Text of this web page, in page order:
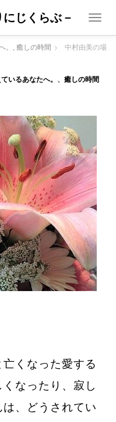
T
e
a
t
o
じくらぶ－
。 , 癒しの時間
中村由美の場
いるあなたへ。 、 癒しの時間
くなった愛する
なった り、寂し
、どうされてい